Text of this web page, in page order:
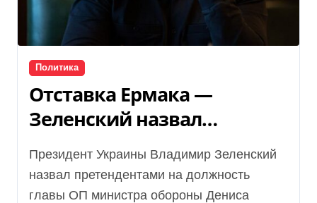
Политика
Отставка Ермака —
Зеленский назвал
кандидатов в главы ОП
Президент Украины Владимир Зеленский
назвал претендентами на должность
главы ОП министра обороны Дениса